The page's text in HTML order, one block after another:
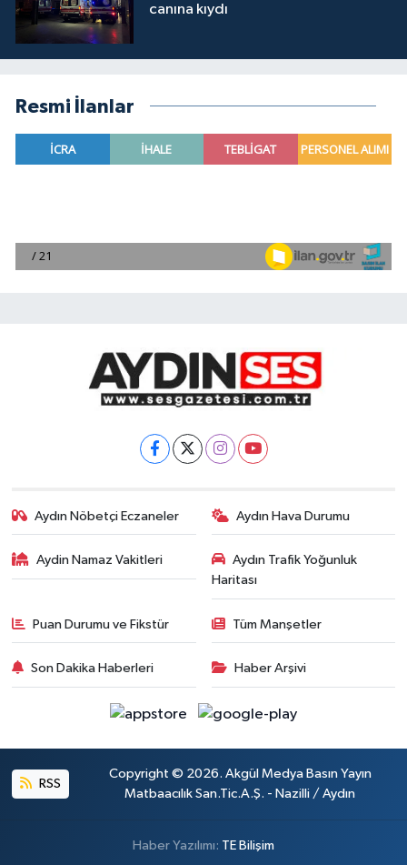
canına kıydı
Resmi İlanlar
Aydın Nöbetçi Eczaneler Aydın Hava Durumu
Aydin Namaz Vakitleri
Aydın Trafik Yoğunluk
Haritası
Puan Durumu ve Fikstür Tüm Manşetler
Son Dakika Haberleri Haber Arşivi
RSS
Copyright © 2026. Akgül Medya Basın Yayın
Matbaacılık San.Tic.A.Ş. - Nazilli / Aydın
Haber Yazılımı: TE Bilişim